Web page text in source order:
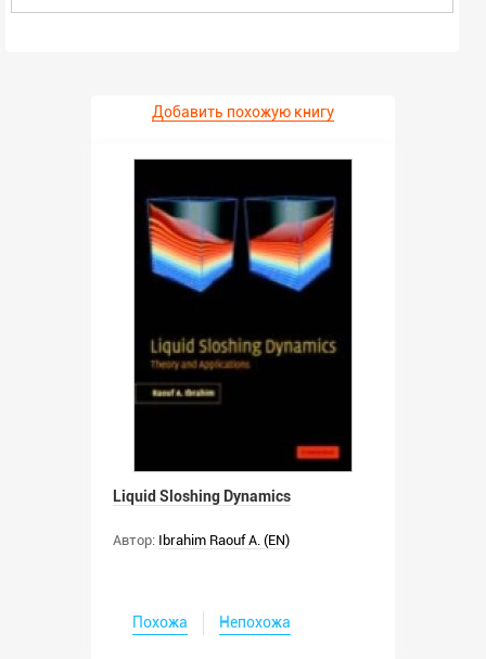
Добавить похожую книгу
Liquid Sloshing Dynamics
Автор: Ibrahim Raouf A. (EN)
Похожа Непохожа